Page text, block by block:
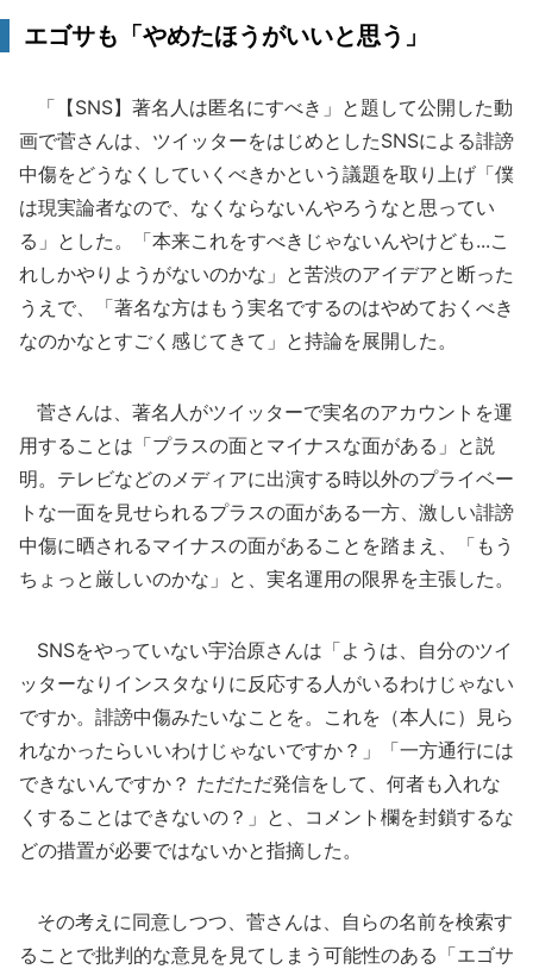
エゴサも「やめたほうがいいと思う」
「【SNS】著名人は匿名にすべき」と題して公開した動
画で菅さんは、ツイッターをはじめとしたSNSによる誹謗
中傷をどうなくしていくべきかという議題を取り上げ「僕
は現実論者なので、なくならないんやろうなと思ってい
る」とした。「本来これをすべきじゃないんやけども...こ
れしかやりようがないのかな」と苦渋のアイデアと断った
うえで、「著名な方はもう実名でするのはやめておくべき
なのかなとすごく感じてきて」と持論を展開した。
菅さんは、著名人がツイッターで実名のアカウントを運
用することは「プラスの面とマイナスな面がある」と説
明。テレビなどのメディアに出演する時以外のプライベー
トな一面を見せられるプラスの面がある一方、激しい誹謗
中傷に晒されるマイナスの面があることを踏まえ、「もう
ちょっと厳しいのかな」と、実名運用の限界を主張した。
SNSをやっていない宇治原さんは「ようは、自分のツイ
ッターなりインスタなりに反応する人がいるわけじゃない
ですか。誹謗中傷みたいなことを。これを（本人に）見ら
れなかったらいいわけじゃないですか？」「一方通行には
できないんですか？ ただただ発信をして、何者も入れな
くすることはできないの？」と、コメント欄を封鎖するな
どの措置が必要ではないかと指摘した。
その考えに同意しつつ、菅さんは、自らの名前を検索す
ることで批判的な意見を見てしまう可能性のある「エゴサ